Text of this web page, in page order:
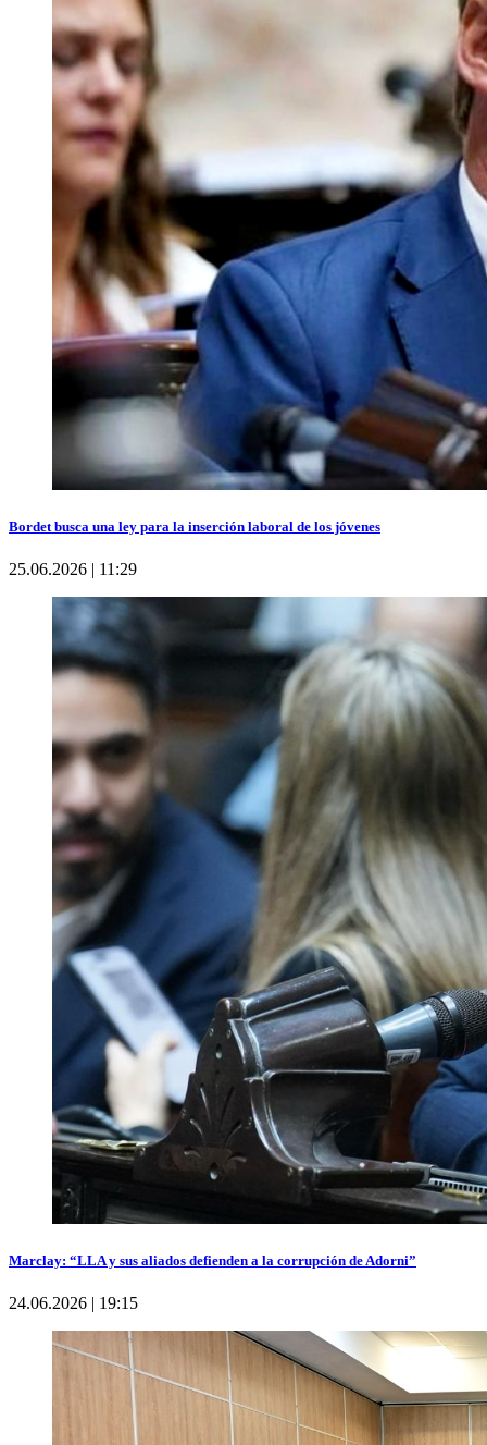
Bordet busca una ley para la inserción laboral de los jóvenes
25.06.2026 | 11:29
Marclay: “LLA y sus aliados defienden a la corrupción de Adorni”
24.06.2026 | 19:15